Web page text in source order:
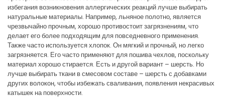
избегания возникновения аллергических реакций лучше выбирать
натуральные материалы. Например, льняное полотно, является
чрезвычайно прочным, хорошо противостоит загрязнениям, что
делает его более подходящим для повседневного применения.
Также часто используется хлопок. Он мягкий и прочный, но легко
загрязняется. Его часто применяют для пошива чехлов, поскольку
материал хорошо стирается. Есть и другой вариант – шерсть. Но
лучше выбирать ткани в смесовом составе – шерсть с добавками
других волокон, чтобы избежать сваливания, появления некрасивых
катышек на поверхности.